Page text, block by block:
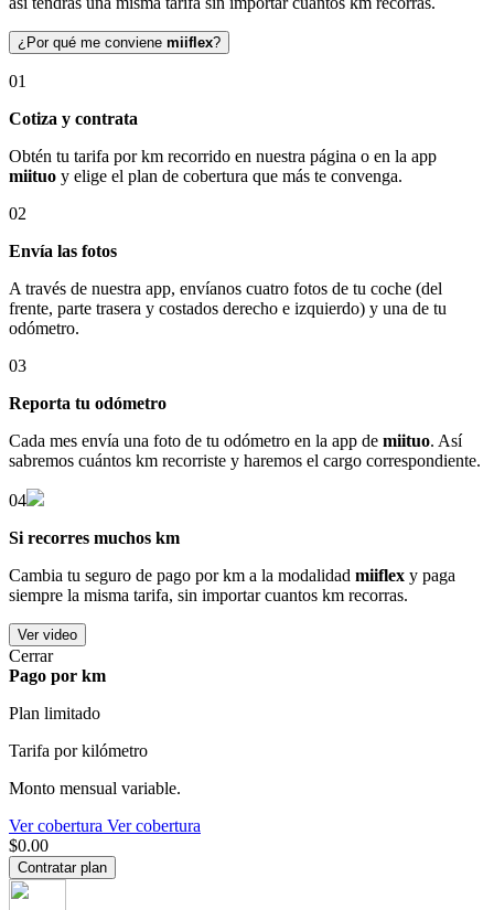
¿Por qué me conviene miiflex?
01
Cotiza y contrata
Obtén tu tarifa por km recorrido en nuestra página o en la app
miituo y elige el plan de cobertura que más te convenga.
02
Envía las fotos
A través de nuestra app, envíanos cuatro fotos de tu coche (del
frente, parte trasera y costados derecho e izquierdo) y una de tu
odómetro.
03
Reporta tu odómetro
Cada mes envía una foto de tu odómetro en la app de miituo. Así
sabremos cuántos km recorriste y haremos el cargo correspondiente.
04
Si recorres muchos km
Cambia tu seguro de pago por km a la modalidad miiflex y paga
siempre la misma tarifa, sin importar cuantos km recorras.
Ver video
Cerrar
Pago por km
Plan limitado
Tarifa por kilómetro
Monto mensual variable.
Ver cobertura Ver cobertura
$0.00
Contratar plan